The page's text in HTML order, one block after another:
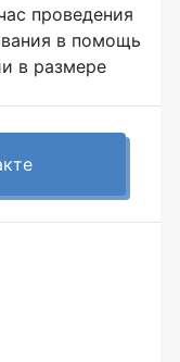
проведения
в помощь
в размере